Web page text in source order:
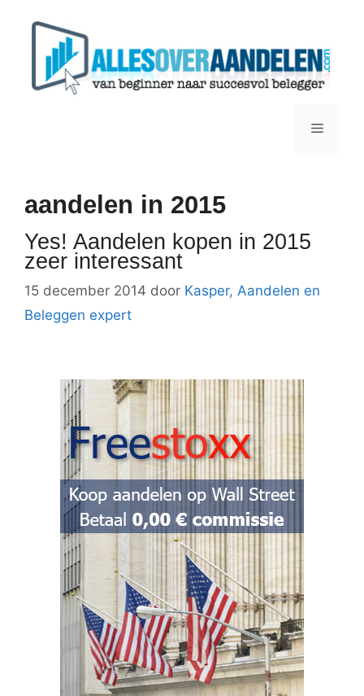
Menu
aandelen in 2015
Yes! Aandelen kopen in 2015
zeer interessant
15 december 2014 door Kasper, Aandelen en
Beleggen expert